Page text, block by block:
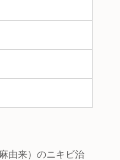
由来）のニキビ治